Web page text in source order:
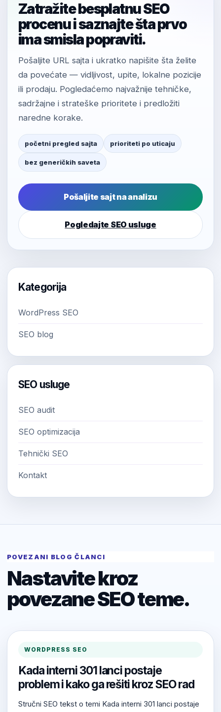
Zatražite besplatnu SEO
procenu i saznajte šta prvo
ima smisla popraviti.
Pošaljite URL sajta i ukratko napišite šta želite
da povećate — vidljivost, upite, lokalne pozicije
ili prodaju. Pogledaćemo najvažnije tehničke,
sadržajne i strateške prioritete i predložiti
naredne korake.
početni pregled sajta prioriteti po uticaju
bez generičkih saveta
Pošaljite sajt na analizu
Pogledajte SEO usluge
Kategorija
WordPress SEO
SEO blog
SEO usluge
SEO audit
SEO optimizacija
Tehnički SEO
Kontakt
POVEZANI BLOG ČLANCI
Nastavite kroz
povezane SEO teme.
WORDPRESS SEO
Kada interni 301 lanci postaje
problem i kako ga rešiti kroz SEO rad
Stručni SEO tekst o temi Kada interni 301 lanci postaje